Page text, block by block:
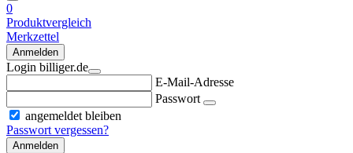
0
Produktvergleich
Merkzettel
Anmelden
Login billiger.de
E-Mail-Adresse
Passwort
angemeldet bleiben
Passwort vergessen?
Anmelden